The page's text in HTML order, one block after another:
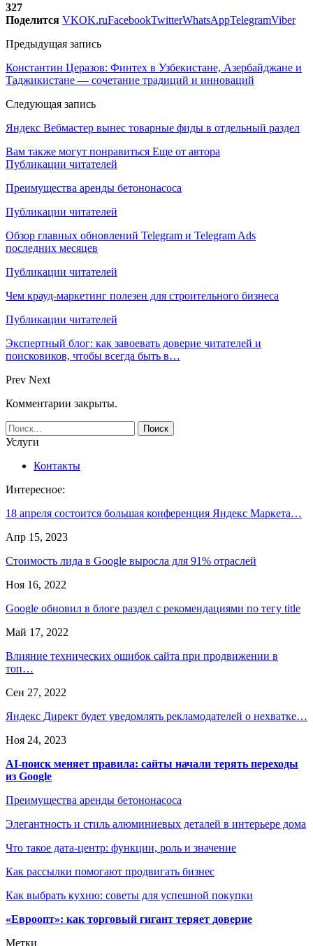
327
Поделится VKOK.ruFacebookTwitterWhatsAppTelegramViber
Предыдущая запись
Константин Церазов: Финтех в Узбекистане, Азербайджане и
Таджикистане — сочетание традиций и инноваций
Следующая запись
Яндекс Вебмастер вынес товарные фиды в отдельный раздел
Вам также могут понравиться Еще от автора
Публикации читателей
Преимущества аренды бетононасоса
Публикации читателей
Обзор главных обновлений Telegram и Telegram Ads
последних месяцев
Публикации читателей
Чем крауд-маркетинг полезен для строительного бизнеса
Публикации читателей
Экспертный блог: как завоевать доверие читателей и
поисковиков, чтобы всегда быть в…
Prev Next
Комментарии закрыты.
Услуги
Контакты
Интересное:
18 апреля состоится большая конференция Яндекс Маркета…
Апр 15, 2023
Стоимость лида в Google выросла для 91% отраслей
Ноя 16, 2022
Google обновил в блоге раздел с рекомендациями по тегу title
Май 17, 2022
Влияние технических ошибок сайта при продвижении в
топ…
Сен 27, 2022
Яндекс Директ будет уведомлять рекламодателей о нехватке…
Ноя 24, 2023
AI-поиск меняет правила: сайты начали терять переходы
из Google
Преимущества аренды бетононасоса
Элегантность и стиль алюминиевых деталей в интерьере дома
Что такое дата-центр: функции, роль и значение
Как рассылки помогают продвигать бизнес
Как выбрать кухню: советы для успешной покупки
«Евроопт»: как торговый гигант теряет доверие
Метки